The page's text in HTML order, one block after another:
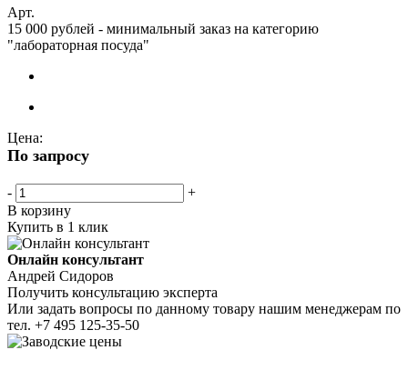
Арт.
15 000 рублей - минимальный заказ на категорию
"лабораторная посуда"
Цена:
По запросу
-
+
В корзину
Купить в 1 клик
Онлайн консультант
Андрей Сидоров
Получить консультацию эксперта
Или задать вопросы по данному товару нашим менеджерам по
тел. +7 495 125-35-50